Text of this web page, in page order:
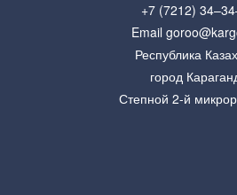
+7 (7212)
Email
Республика
город
Степной 2-й